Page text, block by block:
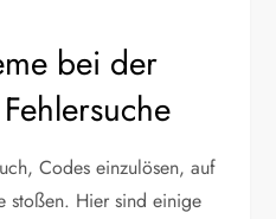
bei der
Codes einzulösen, auf
stoßen. Hier sind einige